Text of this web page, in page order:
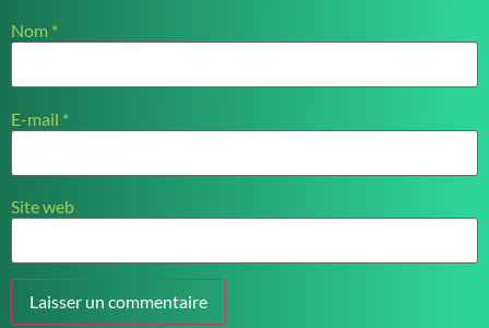
Nom *
E-mail *
Site web